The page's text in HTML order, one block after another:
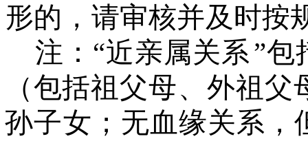
形的，请审核并及 时按
注： “近亲属关系”包
（包括祖父母、外祖父
孙子女；无血缘关系，